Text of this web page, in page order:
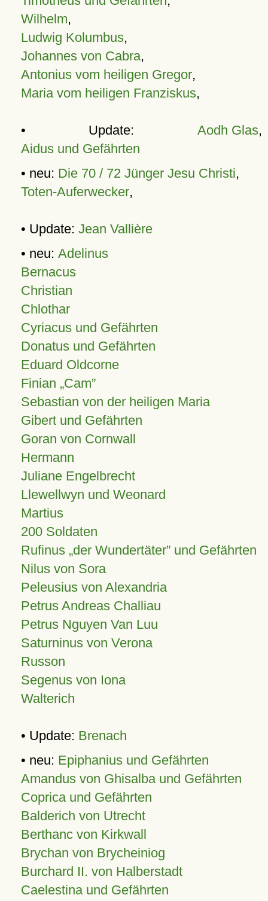
Wilhelm,
Ludwig Kolumbus,
Johannes von Cabra,
Antonius vom heiligen Gregor,
Maria vom heiligen Franziskus,
• Update: Aodh Glas,
Aidus und Gefährten
• neu: Die 70 / 72 Jünger Jesu Christi,
Toten-Auferwecker,
• Update: Jean Vallière
• neu: Adelinus
Bernacus
Christian
Chlothar
Cyriacus und Gefährten
Donatus und Gefährten
Eduard Oldcorne
Finian Cam
Sebastian von der heiligen Maria
Gibert und Gefährten
Goran von Cornwall
Hermann
Juliane Engelbrecht
Llewellwyn und Weonard
Martius
200 Soldaten
Rufinus „der Wundertäter” und Gefährten
Nilus von Sora
Peleusius von Alexandria
Petrus Andreas Challiau
Petrus Nguyen Van Luu
Saturninus von Verona
Russon
Segenus von Iona
Walterich
• Update: Brenach
• neu: Epiphanius und Gefährten
Amandus von Ghisalba und Gefährten
Coprica und Gefährten
Balderich von Utrecht
Berthanc von Kirkwall
Brychan von Brycheiniog
Burchard II. von Halberstadt
Caelestina und Gefährten